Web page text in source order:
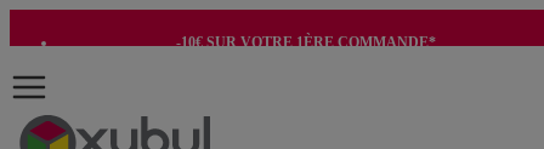
-10€ SUR VOTRE 1ÈRE COMMANDE*